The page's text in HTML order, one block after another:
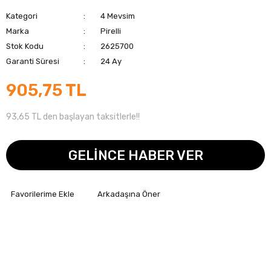
Kategori
4 Mevsim
Marka
Pirelli
Stok Kodu
2625700
Garanti Süresi
24 Ay
905,75 TL
93,65 TL den başlayan taksitlerle!!
GELİNCE HABER VER
Arkadaşına Öner